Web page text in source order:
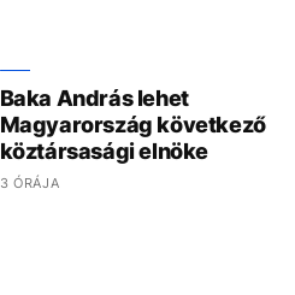
Baka András lehet
Magyarország következő
köztársasági elnöke
3 ÓRÁJA